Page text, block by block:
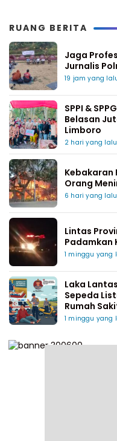
RUANG BERITA
Jaga
Jurnalis
19 jam yang
SPPI &
Belasan
Limboro
2 hari yang lalu
Kebakaran
Orang
6 hari yang lalu
Lintas
Padamkan
1 minggu yang
Laka
Sepeda
Rumah
1 minggu yang